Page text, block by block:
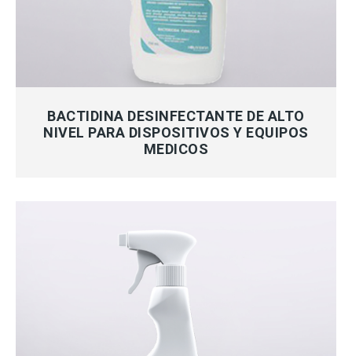
MÁS INFORMACIÓN
BACTIDINA DESINFECTANTE DE ALTO
NIVEL PARA DISPOSITIVOS Y EQUIPOS
MEDICOS